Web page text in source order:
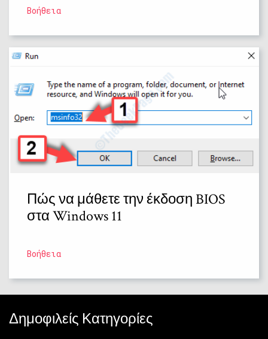
Βοήθεια
Πώς να μάθετε την έκδοση BIOS
στα Windows 11
Βοήθεια
Δημοφιλείς Κατηγορίες